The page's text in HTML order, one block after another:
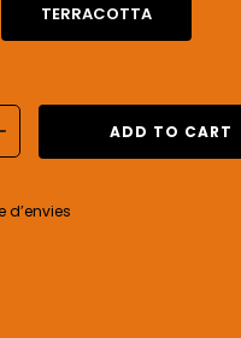
TERRACOTTA
ADD TO CART
d’envies